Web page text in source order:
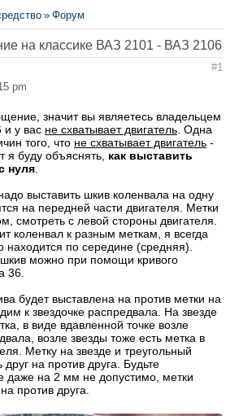
» Форум
на классике ВАЗ 2101 - ВАЗ 2106
pm
#1
значит вы являетесь владельцем
и у вас не схватывает двигатель . Одна
того, что не схватывает двигатель -
я буду объяснять, как выставить
нуля
выставить шкив коленвала на одну
на передней части двигателя. Метки
смотреть с левой стороны двигателя.
коленвал к разным меткам, я всегда
находится по середине (средняя).
шкив можно при помощи кривого
36.
будет выставлена на против метки на
к звездочке распредвала. На звезде
в виде вдавленной точке возле
возле звезды тоже есть метка в
Метку на звезде и треугольный
друг на против друга. Будьте
даже на 2 мм не допустимо, метки
против друга.